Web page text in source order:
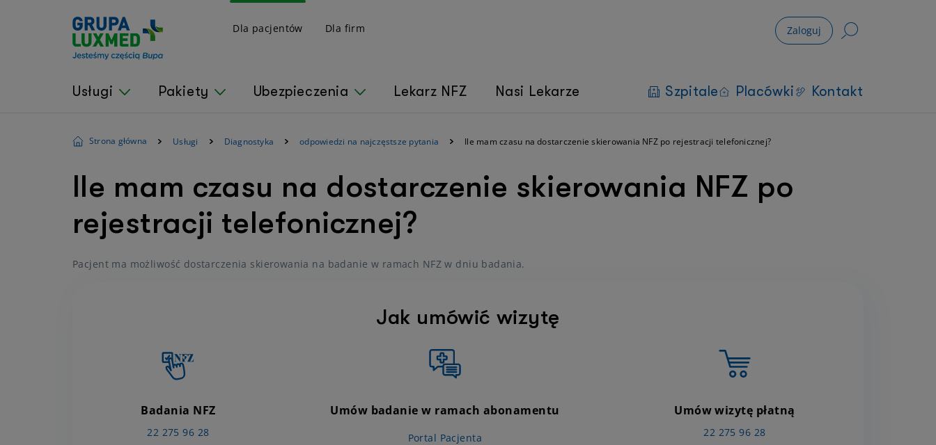
Dla pacjentów Dla firm Zaloguj
Usługi Pakiety Ubezpieczenia Lekarz NFZ Nasi Lekarze Szpitale Placówki Kontakt
Strona główna Usługi Diagnostyka odpowiedzi na najczęstsze pytania Ile mam czasu na dostarczenie skierowania NFZ po rejestracji telefonicznej?
Ile mam czasu na dostarczenie skierowania NFZ po
rejestracji telefonicznej?
Pacjent ma możliwość dostarczenia skierowania na badanie w ramach NFZ w dniu badania.
Jak umówić wizytę
Badania NFZ
22 275 96 28
Umów badanie w ramach abonamentu
Portal Pacjenta
Umów wizytę płatną
22 275 96 28